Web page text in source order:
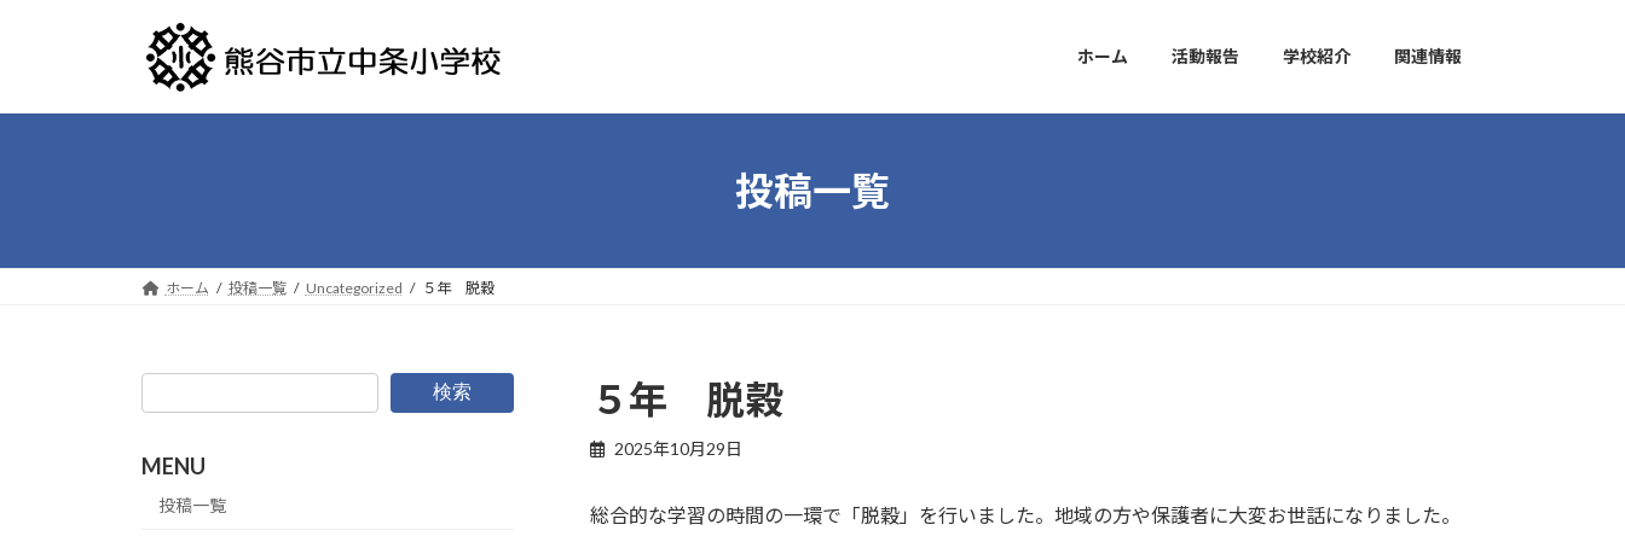
プ
動
ホーム 活動報告 学校紹介 関連情報
投稿一覧
ホーム 投稿一覧 Uncategorized ５年 脱穀
５年 脱穀
2025年10月29日
総合的な学習の時間の一環で「脱穀」を行いました。地域の方や保護者に大変お世話になりました。
検索
MENU
投稿一覧